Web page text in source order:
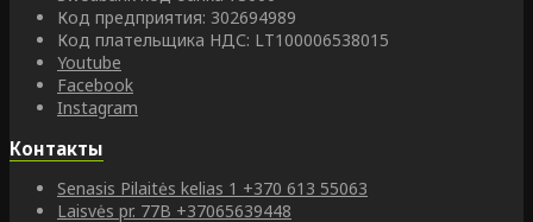
Код предприятия: 302694989
Код плательщика НДС: LT100006538015
Youtube
Facebook
Instagram
Контакты
Senasis Pilaitės kelias 1 +370 613 55063
Laisvės pr. 77B +37065639448